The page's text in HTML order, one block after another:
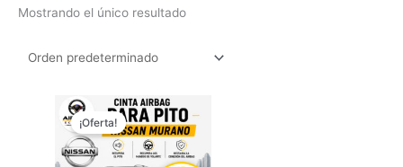
Mostrando el único resultado
¡Oferta!
precio
original
era:
$79,99.
El
precio
actual
es:
$59,99.